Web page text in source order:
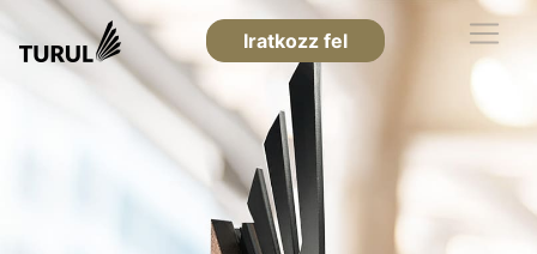
Iratkozz fel